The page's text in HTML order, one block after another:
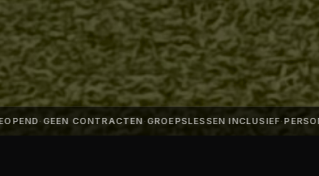
·GEEN CONTRACTEN·GROEPSLESSEN INCLUSIEF·